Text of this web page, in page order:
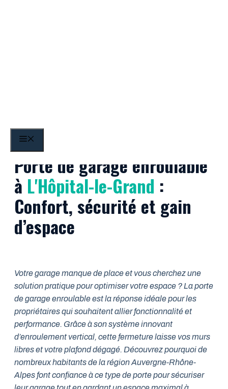
Porte de garage enroulable
à L'Hôpital-le-Grand :
Confort, sécurité et gain
d’espace
Votre garage manque de place et vous cherchez une
solution pratique pour optimiser votre espace ? La porte
de garage enroulable est la réponse idéale pour les
propriétaires qui souhaitent allier fonctionnalité et
performance. Grâce à son système innovant
d’enroulement vertical, cette fermeture laisse vos murs
libres et votre plafond dégagé. Découvrez pourquoi de
nombreux habitants de la région Auvergne-Rhône-
Alpes font confiance à ce type de porte pour sécuriser